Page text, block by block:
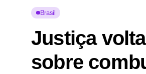
Brasil
Justiça
sobre